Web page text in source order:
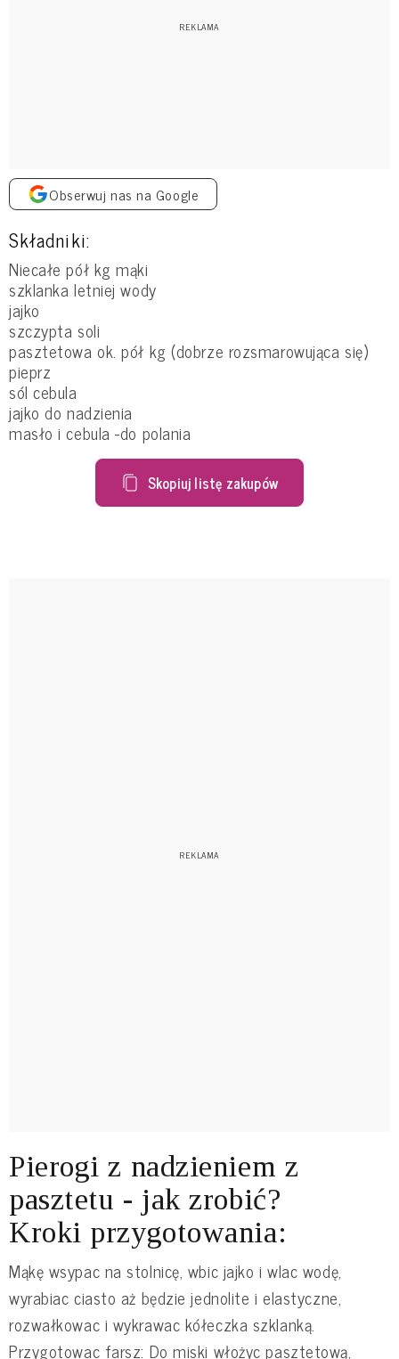
Obserwuj nas na Google
Składniki:
Niecałe pół kg mąki
szklanka letniej wody
jajko
szczypta soli
pasztetowa ok. pół kg (dobrze rozsmarowująca się)
pieprz
sól cebula
jajko do nadzienia
masło i cebula -do polania
Skopiuj listę zakupów
Pierogi z nadzieniem z
pasztetu - jak zrobić?
Kroki przygotowania:
Mąkę wsypac na stolnicę, wbic jajko i wlac wodę,
wyrabiac ciasto aż będzie jednolite i elastyczne,
rozwałkowac i wykrawac kółeczka szklanką.
Przygotowac farsz: Do miski włożyc pasztetową,